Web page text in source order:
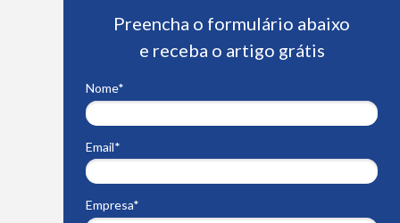
Preencha o formulário abaixo
e receba o artigo grátis
Nome*
Email*
Empresa*